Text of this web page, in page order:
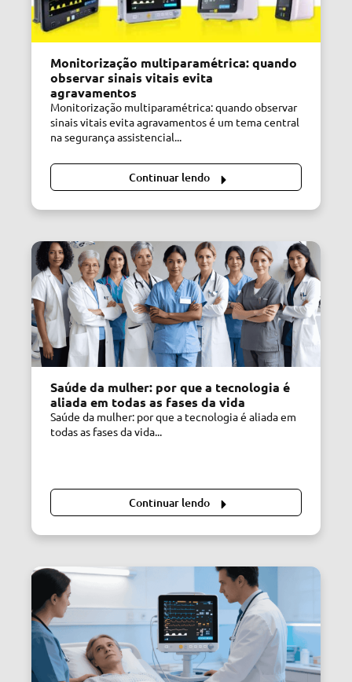
Monitorização multiparamétrica: quando
observar sinais vitais evita
agravamentos
Monitorização multiparamétrica: quando observar
sinais vitais evita agravamentos é um tema central
na segurança assistencial...
Continuar lendo
Saúde da mulher: por que a tecnologia é
aliada em todas as fases da vida
Saúde da mulher: por que a tecnologia é aliada em
todas as fases da vida...
Continuar lendo